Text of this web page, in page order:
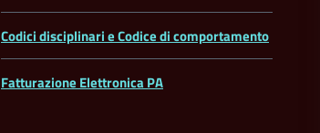
Codici disciplinari e Codice di comportamento
Fatturazione Elettronica PA